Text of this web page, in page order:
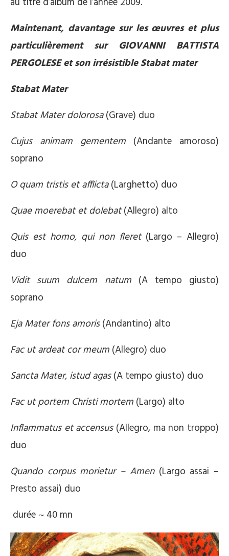
Maintenant, davantage sur les œuvres et plus
particulièrement sur GIOVANNI BATTISTA
PERGOLESE et son irrésistible Stabat mater
Stabat Mater
Stabat Mater dolorosa(Grave) duo
Cujus animam gementem (Andante amoroso)
soprano
O quam tristis et afflicta(Larghetto) duo
Quae moerebat et dolebat(Allegro) alto
Quis est homo, qui non fleret(Largo – Allegro)
duo
Vidit suum dulcem natum(A tempo giusto)
soprano
Eja Mater fons amoris(Andantino) alto
Fac ut ardeat cor meum (Allegro) duo
Sancta Mater, istud agas(A tempo giusto) duo
Fac ut portem Christi mortem (Largo) alto
Inflammatus et accensus(Allegro, ma non troppo)
duo
Quando corpus morietur – Amen(Largo assai –
Presto assai) duo
durée ~ 40 mn